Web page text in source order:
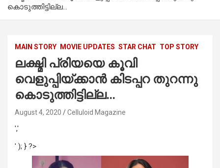
കൊടുത്തിട്ടില്ല…
MAIN STORY MOVIE UPDATES STAR CHAT TOP STORY
ലക്ഷ്മി പ്രിയയെ കൂവി
വെളുപ്പിയ്ക്കാന്‍ കിടപ്പറ തുറന്നു
കൊടുത്തിട്ടില്ല…
August 4, 2020 Celluloid Magazine
','
' ); } ?>